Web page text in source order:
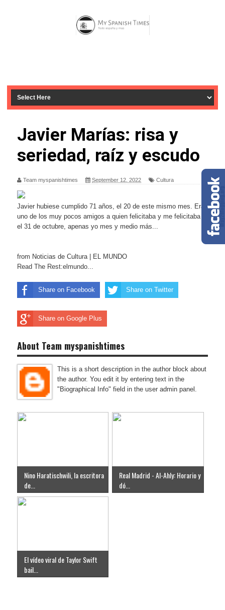
Javier Marías: risa y
seriedad, raíz y escudo
Team myspanishtimes September 12, 2022 Cultura
Javier hubiese cumplido 71 años, el 20 de este mismo mes. Era
uno de los muy pocos amigos a quien felicitaba y me felicitaba él
el 31 de octubre, apenas yo mes y medio más...
from Noticias de Cultura | EL MUNDO
Read The Rest:elmundo...
Share on Facebook Share on Twitter
Share on Google Plus
About Team myspanishtimes
This is a short description in the author block about
the author. You edit it by entering text in the
"Biographical Info" field in the user admin panel.
Nino Haratischwili, la escritora
de...
Real Madrid - Al-Ahly: Horario y
dó...
El vídeo viral de Taylor Swift
bail...